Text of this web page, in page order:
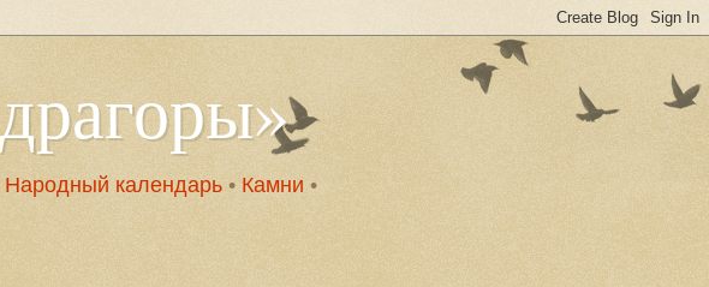
Народный календарь • Камни •